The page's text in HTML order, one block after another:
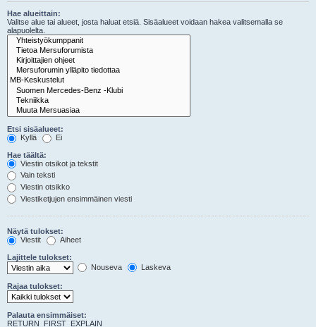
Hae alueittain:
Valitse alue tai alueet, josta haluat etsiä. Sisäalueet voidaan hakea valitsemalla se
alapuolelta.
Etsi sisäalueet:
Kyllä
Ei
Hae täältä:
Viestin otsikot ja tekstit
Vain teksti
Viestin otsikko
Viestiketjujen ensimmäinen viesti
Näytä tulokset:
Viestit
Aiheet
Lajittele tulokset:
Nouseva
Laskeva
Rajaa tulokset:
Palauta ensimmäiset:
RETURN_FIRST_EXPLAIN